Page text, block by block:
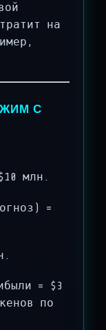
на
С
млн.
=
= $3
по